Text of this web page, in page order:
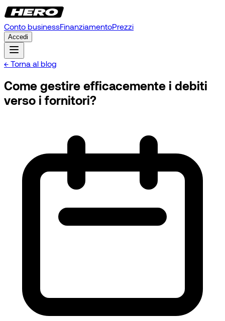
Conto businessFinanziamentoPrezzi
Accedi
← Torna al blog
Come gestire efficacemente i debiti
verso i fornitori?